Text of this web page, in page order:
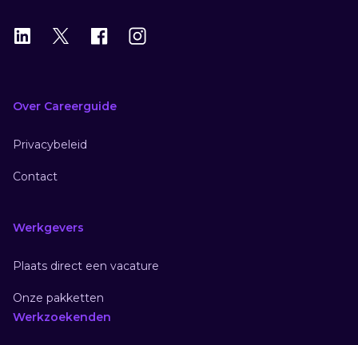
LinkedIn
X Instagram
Over Careerguide
Privacybeleid
Contact
Werkgevers
Plaats direct een vacature
Onze pakketten
Werkzoekenden